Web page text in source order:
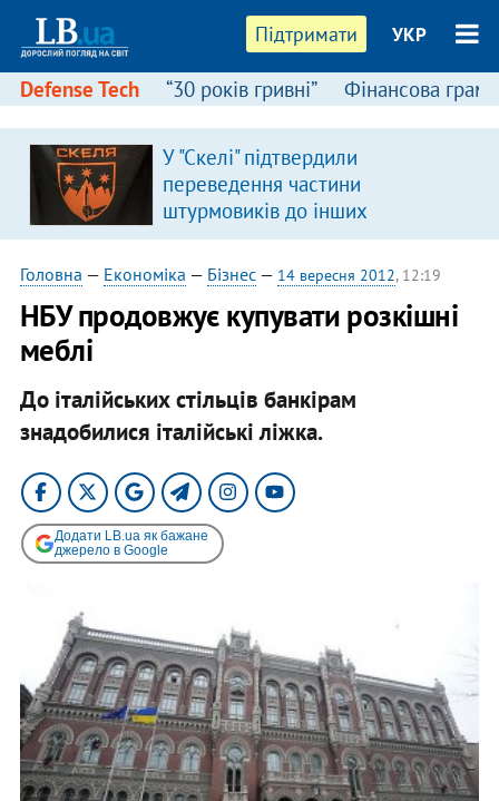
Підтримати УКР
Defense Tech “30 років гривні” Фінансова
У "Скелі" підтвердили
переведення частини
штурмовиків до інших
підрозділів
Головна — Економіка — Бізнес— 14 вересня 2012, 12:19
НБУ продовжує купувати розкішні
меблі
До італійських стільців банкірам
знадобилися італійські ліжка.
Додати LB.ua як бажане
джерело в Google